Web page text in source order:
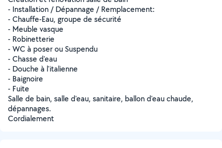
- Installation / Dépannage / Remplacement:
- Chauffe-Eau, groupe de sécurité
- Meuble vasque
- Robinetterie
- WC à poser ou Suspendu
- Chasse d'eau
- Douche à l'italienne
- Baignoire
- Fuite
Salle de bain, salle d'eau, sanitaire, ballon d'eau chaude,
dépannages.
Cordialement